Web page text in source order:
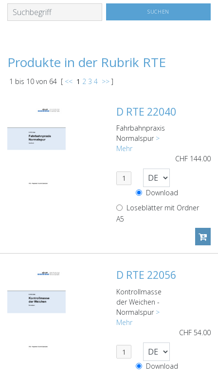
Produkte in der Rubrik RTE
1 bis 10 von 64 [ << 1 2 3 4 >>]
D RTE 22040
Fahrbahnpraxis
Normalspur >
Mehr
CHF 144.00
Download
Loseblätter mit Ordner
A5
D RTE 22056
Kontrollmasse
der Weichen -
Normalspur >
Mehr
CHF 54.00
Download